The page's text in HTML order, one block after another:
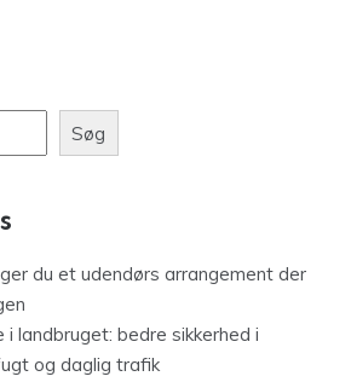
Søg
du et udendørs arrangement der
i landbruget: bedre sikkerhed i
og daglig trafik